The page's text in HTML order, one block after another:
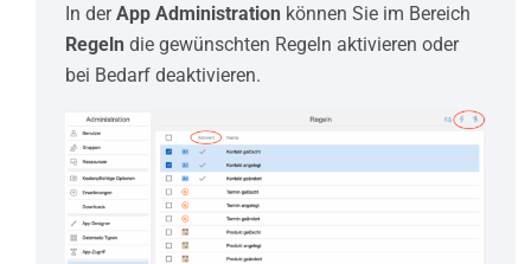
In derApp Administration können Sie im Bereich
Regeln die gewünschten Regeln aktivieren oder
bei Bedarf deaktivieren.